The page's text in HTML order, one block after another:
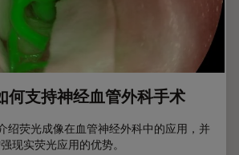
何支持神经血管外科手术
绍荧光成像在血管神经外科中的应用，并
现实荧光应用的优势。